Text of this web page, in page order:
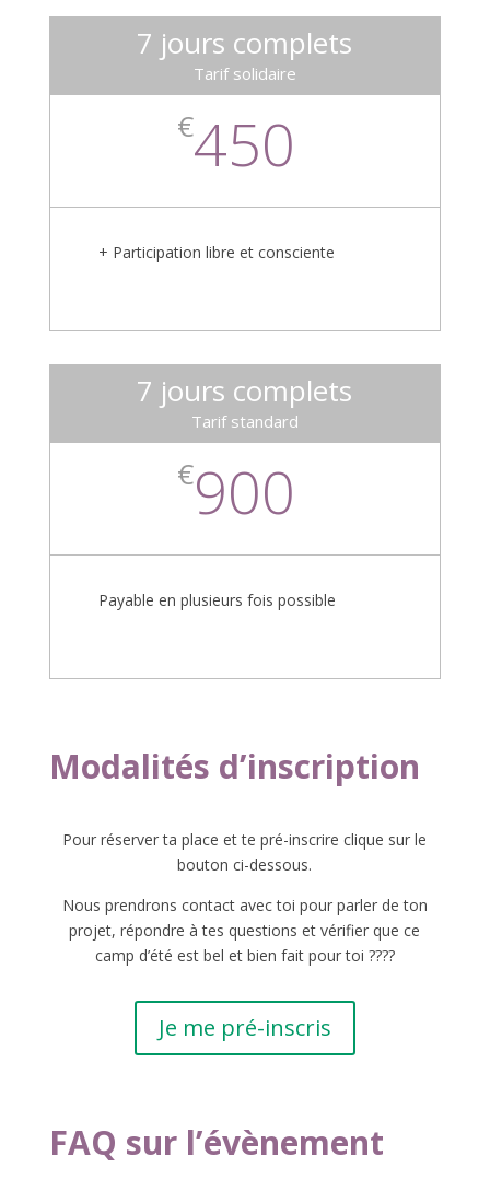
7 jours complets
Tarif solidaire
€450
+ Participation libre et consciente
7 jours complets
Tarif standard
€900
Payable en plusieurs fois possible
Modalités d’inscription
Pour réserver ta place et te pré-inscrire clique sur le
bouton ci-dessous.
Nous prendrons contact avec toi pour parler de ton
projet, répondre à tes questions et vérifier que ce
camp d’été est bel et bien fait pour toi ????
Je me pré-inscris
FAQ sur l’évènement